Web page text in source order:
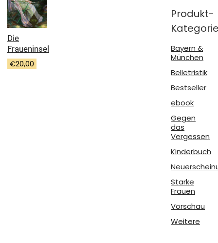
Die
Fraueninsel
€20,00
Produkt-
Bayern &
München
Belletristik
Bestseller
ebook
Gegen
das
Vergessen
Kinderbuch
Starke
Frauen
Vorschau
Weitere